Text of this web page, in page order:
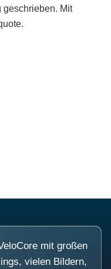
geschrieben. Mit
mit großen
vielen Bildern,